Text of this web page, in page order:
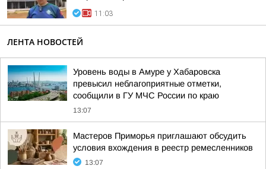
11:03
ЛЕНТА НОВОСТЕЙ
Уровень воды в Амуре у Хабаровска
превысил неблагоприятные отметки,
сообщили в ГУ МЧС России по краю
13:07
Мастеров Приморья приглашают обсудить
условия вхождения в реестр ремесленников
13:07